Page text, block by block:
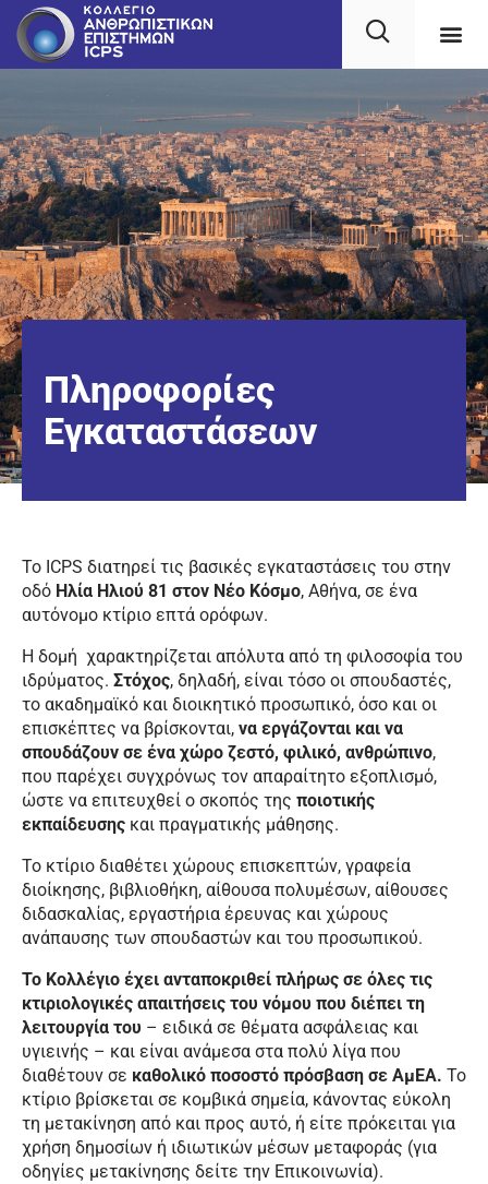
Πληροφορίες
Εγκαταστάσεων
Το ICPS διατηρεί τις βασικές εγκαταστάσεις του στην
οδό Ηλία Ηλιού 81 στον Νέο Κόσμο, Αθήνα, σε ένα
αυτόνομο κτίριο επτά ορόφων.
Η δομή χαρακτηρίζεται απόλυτα από τη φιλοσοφία του
ιδρύματος. Στόχος, δηλαδή, είναι τόσο οι σπουδαστές,
το ακαδημαϊκό και διοικητικό προσωπικό, όσο και οι
επισκέπτες να βρίσκονται, να εργάζονται και να
σπουδάζουν σε ένα χώρο ζεστό, φιλικό, ανθρώπινο,
που παρέχει συγχρόνως τον απαραίτητο εξοπλισμό,
ώστε να επιτευχθεί ο σκοπός της ποιοτικής
εκπαίδευσης και πραγματικής μάθησης.
Το κτίριο διαθέτει χώρους επισκεπτών, γραφεία
διοίκησης, βιβλιοθήκη, αίθουσα πολυμέσων, αίθουσες
διδασκαλίας, εργαστήρια έρευνας και χώρους
ανάπαυσης των σπουδαστών και του προσωπικού.
Το Κολλέγιο έχει ανταποκριθεί πλήρως σε όλες τις
κτιριολογικές απαιτήσεις του νόμου που διέπει τη
λειτουργία του – ειδικά σε θέματα ασφάλειας και
υγιεινής – και είναι ανάμεσα στα πολύ λίγα που
διαθέτουν σε καθολικό ποσοστό πρόσβαση σε ΑμΕΑ. Το
κτίριο βρίσκεται σε κομβικά σημεία, κάνοντας εύκολη
τη μετακίνηση από και προς αυτό, ή είτε πρόκειται για
χρήση δημοσίων ή ιδιωτικών μέσων μεταφοράς (για
οδηγίες μετακίνησης δείτε την Επικοινωνία).